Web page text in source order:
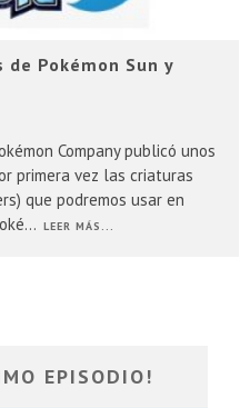
Pokémon Sun y
Company publicó unos
primera vez las criaturas
que podremos usar en
... LEER MÁS...
EPISODIO!